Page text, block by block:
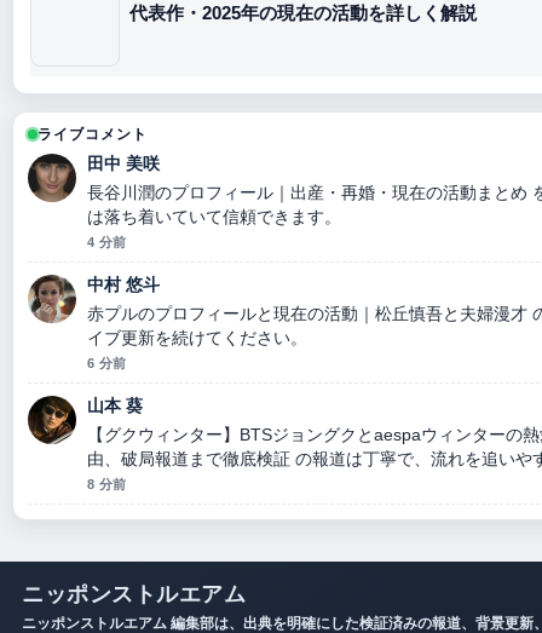
代表作・2025年の現在の活動を詳しく解説
ライブコメント
田中 美咲
長谷川潤のプロフィール｜出産・再婚・現在の活動まとめ
は落ち着いていて信頼できます。
4 分前
中村 悠斗
赤プルのプロフィールと現在の活動｜松丘慎吾と夫婦漫才
イブ更新を続けてください。
6 分前
山本 葵
【グクウィンター】BTSジョングクとaespaウィンターの
由、破局報道まで徹底検証 の報道は丁寧で、流れを追いや
8 分前
ニッポンストルエアム
ニッポンストルエアム 編集部は、出典を明確にした検証済みの報道、背景更新